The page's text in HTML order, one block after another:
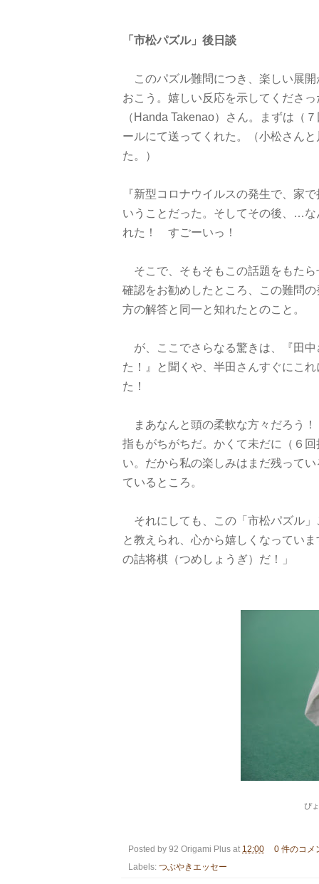
「市松パズル」後日談
このパズル難問につき、楽しい展
おこう。嬉しい反応を示してくださ
（Handa Takenao）さん。まずは（
ールにて送ってくれた。（小松さん
た。）
『新型コロナウイルスの発生で、家
いうことだった。そしてその後、…
れた！ すごーいっ！
そこで、そもそもこの話題をもた
確認をお勧めしたところ、この難問
方の解答と同一と知れたとのこと。
が、ここでさらなる驚きは、『田
た！』と聞くや、半田さんすぐにこ
た！
まあなんと頭の柔軟な方々だろう
指もがちがちだ。かくて未だに（６
い。だから私の楽しみはまだ残って
ているところ。
それにしても、この「市松パズル
と教えられ、心から嬉しくなってい
の詰将棋（つめしょうぎ）だ！」
ぴ
Posted by 92 Origami Plus at 12:00
0 件のコメ
Labels: つぶやきエッセー